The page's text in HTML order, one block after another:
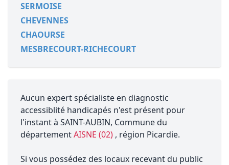
SERMOISE
CHEVENNES
CHAOURSE
MESBRECOURT-RICHECOURT
Aucun expert spécialiste en diagnostic
accessiblité handicapés n'est présent pour
l'instant à SAINT-AUBIN, Commune du
départementAISNE (02) , région Picardie.
Si vous possédez des locaux recevant du public